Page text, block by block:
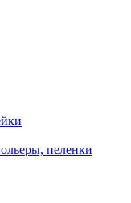
пеленки